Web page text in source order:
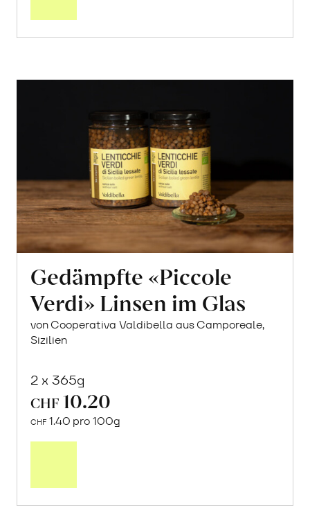
Gedämpfte «Piccole
Verdi» Linsen im Glas
von Cooperativa Valdibella aus Camporeale,
Sizilien
2 x 365g
CHF 10.20
CHF 1.40 pro 100g